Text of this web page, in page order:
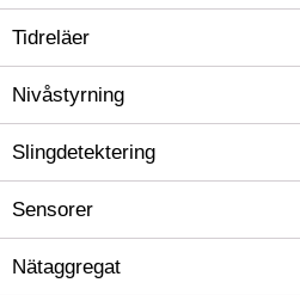
Tidreläer
Nivåstyrning
Slingdetektering
Sensorer
Nätaggregat